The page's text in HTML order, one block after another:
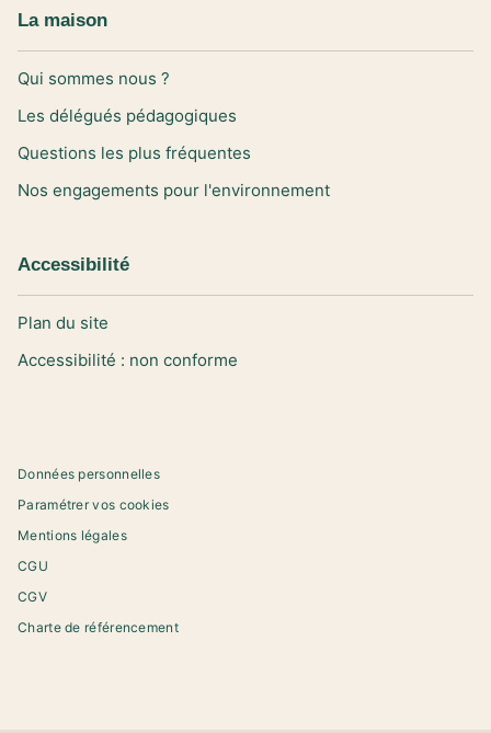
La maison
Qui sommes nous ?
Les délégués pédagogiques
Questions les plus fréquentes
Nos engagements pour l'environnement
Accessibilité
Plan du site
Accessibilité : non conforme
Données personnelles
Paramétrer vos cookies
Mentions légales
CGU
CGV
Charte de référencement